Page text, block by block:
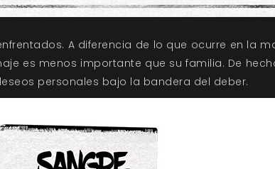
A diferencia de lo que ocurre en la
es menos importante que su familia. De
personales bajo la bandera del deber.